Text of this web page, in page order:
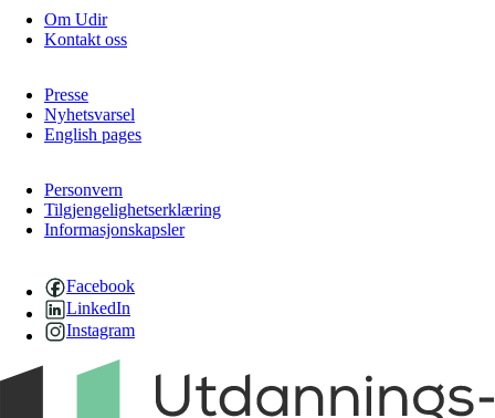
Om Udir
Kontakt oss
Presse
Nyhetsvarsel
English pages
Personvern
Tilgjengelighetserklæring
Informasjonskapsler
Facebook
LinkedIn
Instagram